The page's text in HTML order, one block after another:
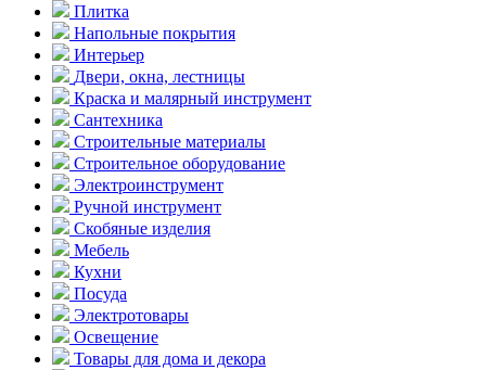
Плитка
Напольные покрытия
Интерьер
Двери, окна, лестницы
Краска и малярный инструмент
Сантехника
Строительные материалы
Строительное оборудование
Электроинструмент
Ручной инструмент
Скобяные изделия
Мебель
Кухни
Посуда
Электротовары
Освещение
Товары для дома и декора